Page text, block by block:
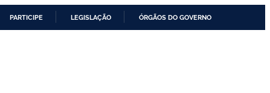
PARTICIPE LEGISLAÇÃO ÓRGÃOS DO GOVERNO